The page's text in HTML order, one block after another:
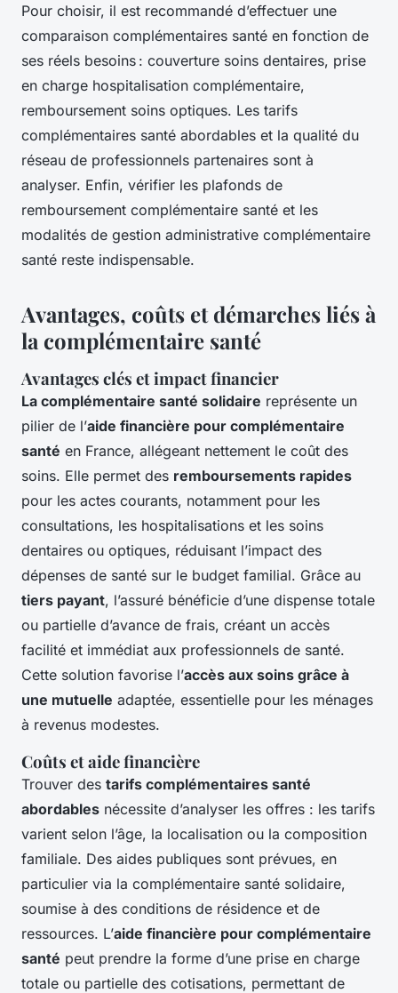
Pour choisir, il est recommandé d’effectuer une
comparaison complémentaires santé en fonction de
ses réels besoins : couverture soins dentaires, prise
en charge hospitalisation complémentaire,
remboursement soins optiques. Les tarifs
complémentaires santé abordables et la qualité du
réseau de professionnels partenaires sont à
analyser. Enfin, vérifier les plafonds de
remboursement complémentaire santé et les
modalités de gestion administrative complémentaire
santé reste indispensable.
Avantages, coûts et démarches liés à
la complémentaire santé
Avantages clés et impact financier
La complémentaire santé solidaire représente un
pilier de l’aide financière pour complémentaire
santé en France, allégeant nettement le coût des
soins. Elle permet des remboursements rapides
pour les actes courants, notamment pour les
consultations, les hospitalisations et les soins
dentaires ou optiques, réduisant l’impact des
dépenses de santé sur le budget familial. Grâce au
tiers payant, l’assuré bénéficie d’une dispense totale
ou partielle d’avance de frais, créant un accès
facilité et immédiat aux professionnels de santé.
Cette solution favorise l’accès aux soins grâce à
une mutuelle adaptée, essentielle pour les ménages
à revenus modestes.
Coûts et aide financière
Trouver des tarifs complémentaires santé
abordables nécessite d’analyser les offres : les tarifs
varient selon l’âge, la localisation ou la composition
familiale. Des aides publiques sont prévues, en
particulier via la complémentaire santé solidaire,
soumise à des conditions de résidence et de
ressources. L’aide financière pour complémentaire
santé peut prendre la forme d’une prise en charge
totale ou partielle des cotisations, permettant de